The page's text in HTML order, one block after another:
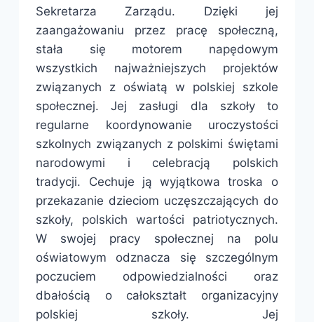
Sekretarza Zarządu. Dzięki jej
zaangażowaniu przez pracę społeczną,
stała się motorem napędowym
wszystkich najważniejszych projektów
związanych z oświatą w polskiej szkole
społecznej. Jej zasługi dla szkoły to
regularne koordynowanie uroczystości
szkolnych związanych z polskimi świętami
narodowymi i celebracją polskich
tradycji. Cechuje ją wyjątkowa troska o
przekazanie dzieciom uczęszczających do
szkoły, polskich wartości patriotycznych.
W swojej pracy społecznej na polu
oświatowym odznacza się szczególnym
poczuciem odpowiedzialności oraz
dbałością o całokształt organizacyjny
polskiej szkoły. Jej